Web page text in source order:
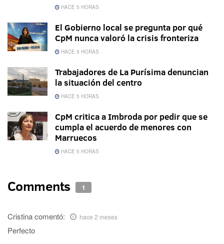
HACE 5 HORAS
El Gobierno local se pregunta por qué
CpM nunca valoró la crisis fronteriza
HACE 5 HORAS
Trabajadores de La Purísima denuncian
la situación del centro
HACE 5 HORAS
CpM critica a Imbroda por pedir que se
cumpla el acuerdo de menores con
Marruecos
HACE 5 HORAS
Comments 1
Cristinacomentó: hace 2 meses
Perfecto